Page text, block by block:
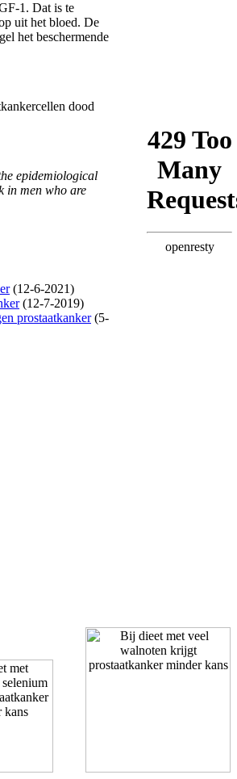
1. Dat is te
uit het bloed. De
het beschermende
epidemiological
in men who are
(12-6-2021)
(12-7-2019)
prostaatkanker(5-